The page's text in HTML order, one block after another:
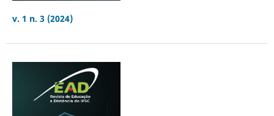
v. 1 n. 3 (2024)